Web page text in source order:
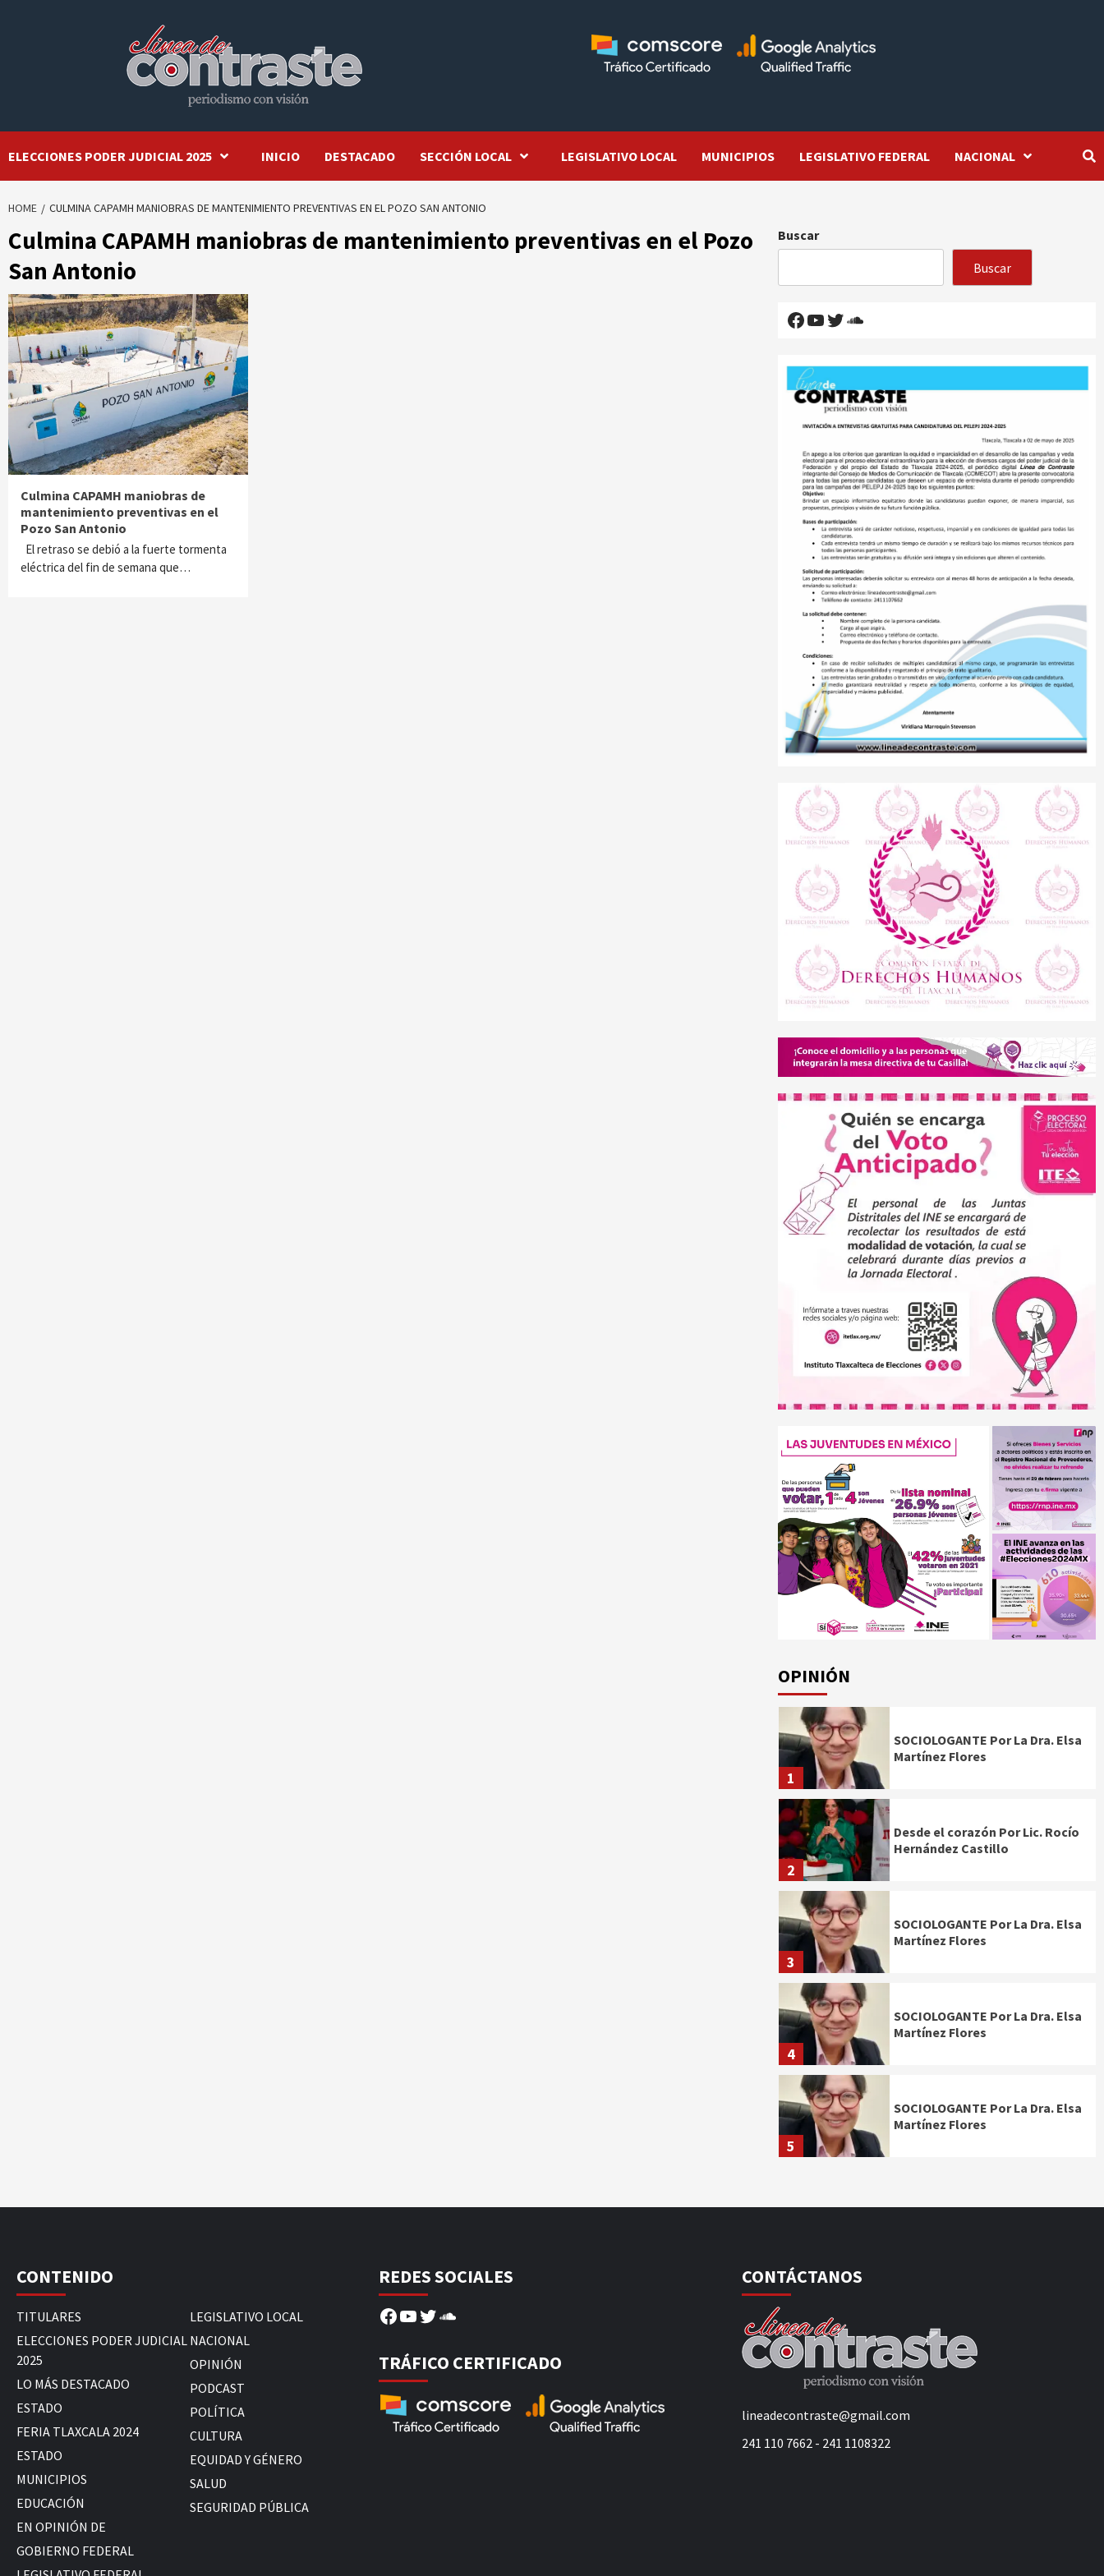
ELECCIONES PODER JUDICIAL 2025 INICIO DESTACADO SECCIÓN LOCAL LEGISLATIVO LOCAL MUNICIPIOS LEGISLATIVO FEDERAL NACIONAL
HOME CULMINA CAPAMH MANIOBRAS DE MANTENIMIENTO PREVENTIVAS EN EL POZO SAN ANTONIO
Culmina CAPAMH maniobras de mantenimiento preventivas en el Pozo
San Antonio
Culmina CAPAMH maniobras de
mantenimiento preventivas en el
Pozo San Antonio
El retraso se debió a la fuerte tormenta
eléctrica del fin de semana que…
Buscar
Buscar
Facebook
YouTube
Twitter
SoundCloud
OPINIÓN
1
SOCIOLOGANTE Por La Dra. Elsa
Martínez Flores
2
Desde el corazón Por Lic. Rocío
Hernández Castillo
3
SOCIOLOGANTE Por La Dra. Elsa
Martínez Flores
4
SOCIOLOGANTE Por La Dra. Elsa
Martínez Flores
5
SOCIOLOGANTE Por La Dra. Elsa
Martínez Flores
CONTENIDO
TITULARES
ELECCIONES PODER JUDICIAL
2025
LO MÁS DESTACADO
ESTADO
FERIA TLAXCALA 2024
ESTADO
MUNICIPIOS
EDUCACIÓN
EN OPINIÓN DE
GOBIERNO FEDERAL
LEGISLATIVO LOCAL
NACIONAL
OPINIÓN
PODCAST
POLÍTICA
CULTURA
EQUIDAD Y GÉNERO
SALUD
SEGURIDAD PÚBLICA
REDES SOCIALES
Facebook
YouTube
Twitter
SoundCloud
TRÁFICO CERTIFICADO
CONTÁCTANOS
lineadecontraste@gmail.com
241 110 7662 - 241 1108322